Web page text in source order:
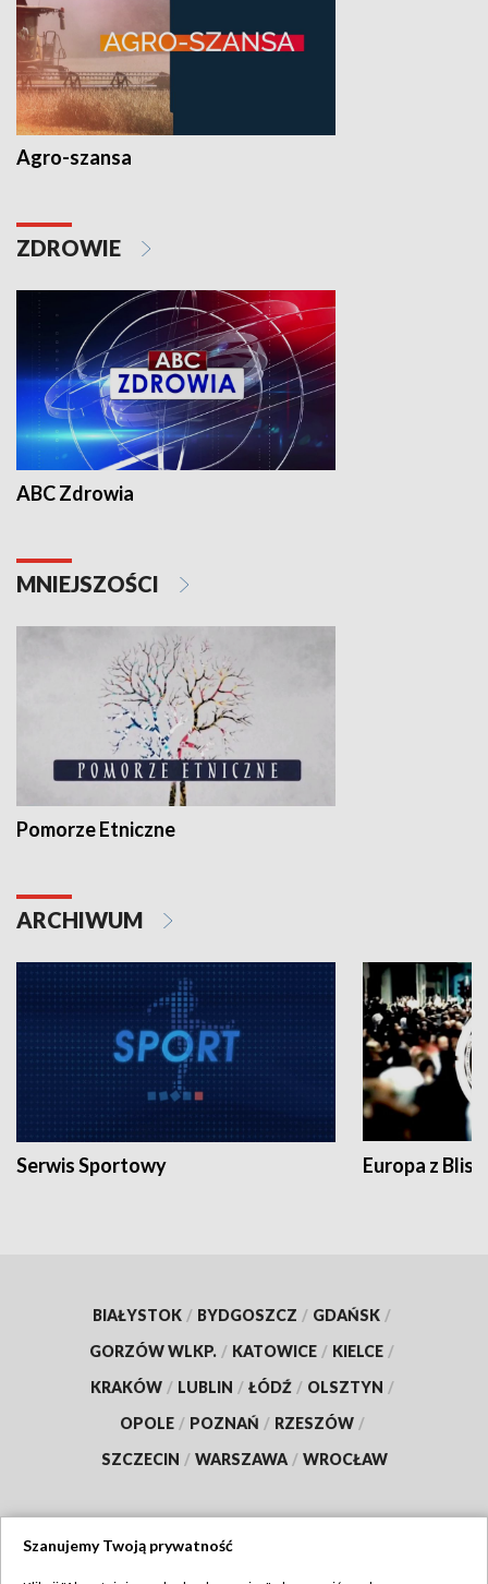
Agro-szansa
ZDROWIE
ABC Zdrowia
MNIEJSZOŚCI
Pomorze Etniczne
ARCHIWUM
Serwis Sportowy Europa z
BIAŁYSTOK / BYDGOSZCZ / GDAŃSK /
GORZÓW WLKP. / KATOWICE / KIELCE /
KRAKÓW / LUBLIN / ŁÓDŹ / OLSZTYN /
OPOLE / POZNAŃ / RZESZÓW /
SZCZECIN / WARSZAWA / WROCŁAW
Szanujemy Twoją prywatność